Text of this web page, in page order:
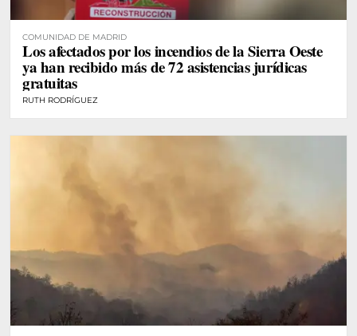
COMUNIDAD DE MADRID
Los afectados por los incendios de la Sierra Oeste
ya han recibido más de 72 asistencias jurídicas
gratuitas
RUTH RODRÍGUEZ